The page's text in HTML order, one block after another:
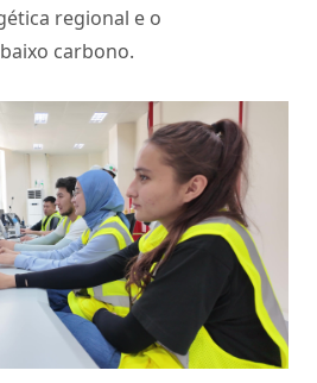
regional e o
carbono.